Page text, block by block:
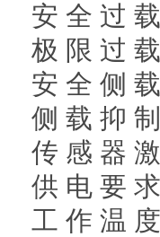
安 全 过
极 限 过
安 全 侧
侧 载 抑
传 感 器
供 电 要
工 作 温